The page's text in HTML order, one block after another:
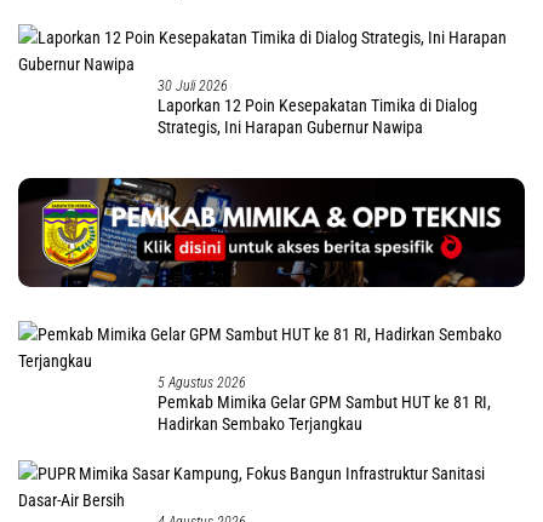
30 Juli 2026
Laporkan 12 Poin Kesepakatan Timika di Dialog
Strategis, Ini Harapan Gubernur Nawipa
5 Agustus 2026
Pemkab Mimika Gelar GPM Sambut HUT ke 81 RI,
Hadirkan Sembako Terjangkau